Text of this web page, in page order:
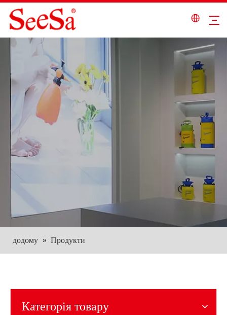
додому » Продукти
Категорія товару